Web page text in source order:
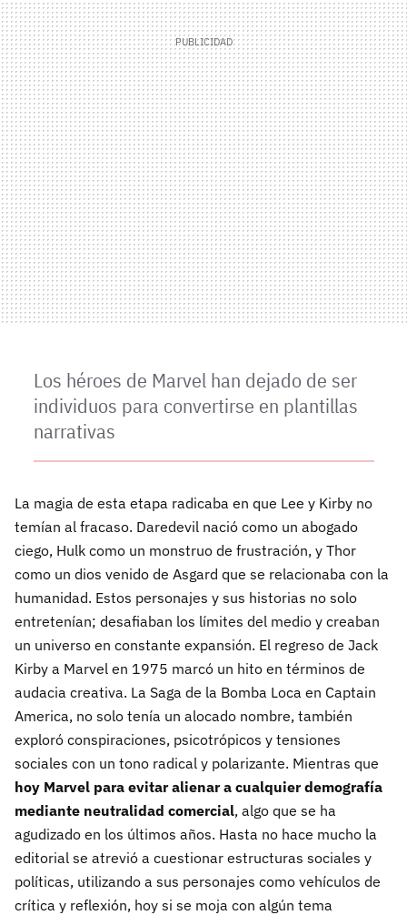
Los héroes de Marvel han dejado de ser
individuos para convertirse en plantillas
narrativas
La magia de esta etapa radicaba en que Lee y Kirby no
temían al fracaso. Daredevil nació como un abogado
ciego, Hulk como un monstruo de frustración, y Thor
como un dios venido de Asgard que se relacionaba con la
humanidad. Estos personajes y sus historias no solo
entretenían; desafiaban los límites del medio y creaban
un universo en constante expansión. El regreso de Jack
Kirby a Marvel en 1975 marcó un hito en términos de
audacia creativa. La Saga de la Bomba Loca en Captain
America, no solo tenía un alocado nombre, también
exploró conspiraciones, psicotrópicos y tensiones
sociales con un tono radical y polarizante. Mientras que
hoy Marvel para evitar alienar a cualquier demografía
mediante neutralidad comercial, algo que se ha
agudizado en los últimos años. Hasta no hace mucho la
editorial se atrevió a cuestionar estructuras sociales y
políticas, utilizando a sus personajes como vehículos de
crítica y reflexión, hoy si se moja con algún tema